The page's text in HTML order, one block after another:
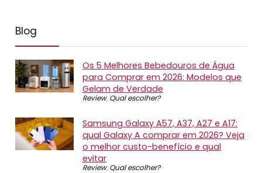
Blog
Os 5 Melhores Bebedouros de Água
para Comprar em 2026: Modelos que
Gelam de Verdade
Review, Qual escolher?
Samsung Galaxy A57, A37, A27 e A17:
qual Galaxy A comprar em 2026? Veja
o melhor custo-benefício e qual
evitar
Review, Qual escolher?